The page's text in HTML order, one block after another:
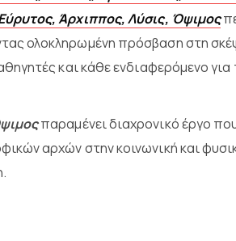
Άρχιππος, Λύσις, Όψιμος
ολοκληρωμένη πρόσβαση στη
και κάθε ενδιαφερόμενο
παραμένει διαχρονικό έργο
αρχών στην κοινωνική και